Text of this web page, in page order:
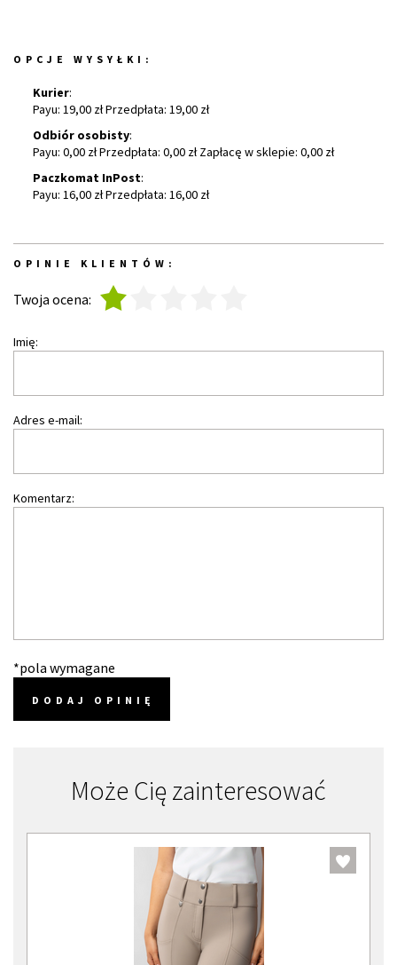
OPCJE WYSYŁKI:
Kurier:
Payu: 19,00 zł Przedpłata: 19,00 zł
Odbiór osobisty:
Payu: 0,00 zł Przedpłata: 0,00 zł Zapłacę w sklepie: 0,00 zł
Paczkomat InPost:
Payu: 16,00 zł Przedpłata: 16,00 zł
OPINIE KLIENTÓW:
Twoja ocena:
Imię:
Adres e-mail:
Komentarz:
*pola wymagane
DODAJ OPINIĘ
Może Cię zainteresować